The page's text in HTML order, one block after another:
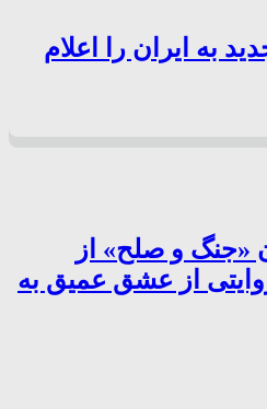
به ایران را اعلام
«جنگ و صلح» از
از عشق عمیق به